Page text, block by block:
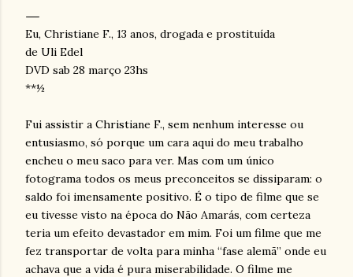
Eu, Christiane F., 13 anos, drogada e prostituída
de Uli Edel
DVD sab 28 março 23hs
**½
Fui assistir a Christiane F., sem nenhum interesse ou
entusiasmo, só porque um cara aqui do meu trabalho
encheu o meu saco para ver. Mas com um único
fotograma todos os meus preconceitos se dissiparam: o
saldo foi imensamente positivo. É o tipo de filme que se
eu tivesse visto na época do Não Amarás, com certeza
teria um efeito devastador em mim. Foi um filme que me
fez transportar de volta para minha “fase alemã” onde eu
achava que a vida é pura miserabilidade. O filme me